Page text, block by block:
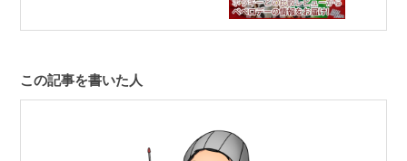
この記事を書いた人